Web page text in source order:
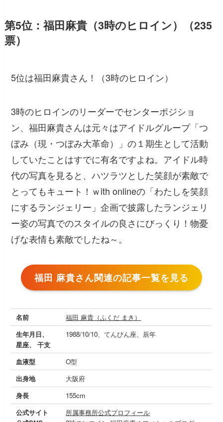
第5位：福田麻貴（3時のヒロイン）（235
票）
5位は福田麻貴さん！（3時のヒロイン）
3時のヒロインのリーダーでセンターポジショ
ン、福田麻貴さんは元々はアイドルグループ「つ
ぼみ（現・つぼみ大革命）」の１期生として活動
していたことはすでに有名ですよね。アイドル時
代の写真を見ると、ハツラツとした笑顔が素敵で
とってもキュート！ｗith onlineの「わたしを笑顔
にするランジェリー」企画で披露したランジェリ
ー姿の写真でのスタイルの良さにびっくり！物憂
げな表情も素敵でしたね～。
福田 麻貴さん関連の記事一覧を見る
名前
福田 麻貴（ふくだ まき）
生年月日、
星座、 干支
1988/10/10、てんびん座、辰年
血液型
O型
出身地
大阪府
身長
155cm
公式サイト
所属事務所公式プロフィール